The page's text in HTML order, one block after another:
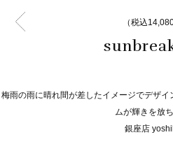
（税込
梅雨の雨に晴れ間が差したイメージでデザ
ムが輝きを放ち
銀座店